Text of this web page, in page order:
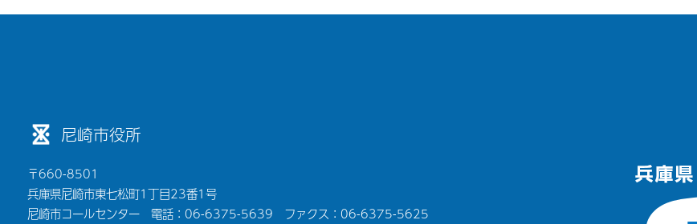
尼崎市役所
〒660-8501
兵庫県尼崎市東七松町1丁目23番1号
尼崎市コールセンター 電話：06-6375-5639 ファクス：06-6375-5625